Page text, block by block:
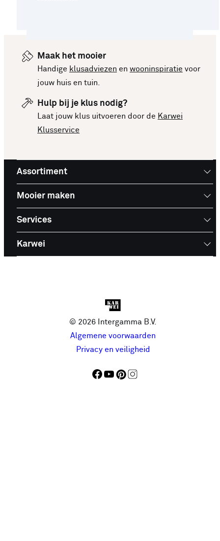
Maak het mooier
Handige klusadviezen en wooninspiratie voor
jouw huis en tuin.
Hulp bij je klus nodig?
Laat jouw klus uitvoeren door de Karwei
Klusservice
Assortiment
Mooier maken
Services
Karwei
© 2026 Intergamma B.V.
Algemene voorwaarden
Privacy en veiligheid